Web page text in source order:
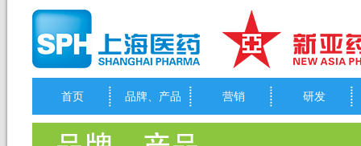
首页 品牌、产品 营销 研发